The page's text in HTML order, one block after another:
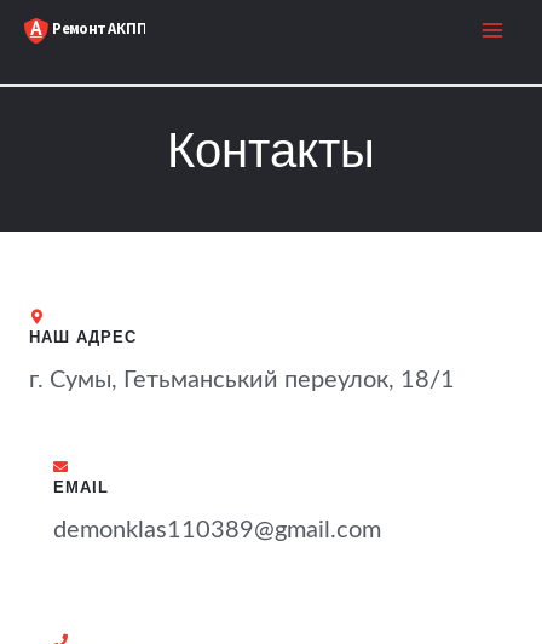
Контакты
НАШ АДРЕС
г. Сумы, Гетьманський переулок, 18/1
EMAIL
demonklas110389@gmail.com